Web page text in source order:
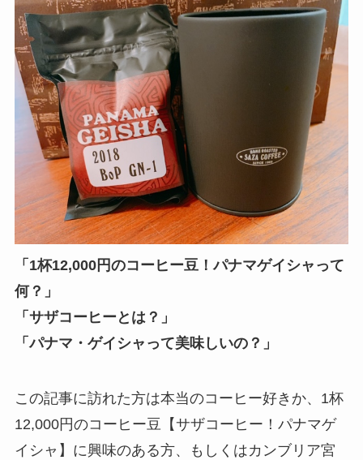
「1杯12,000円のコーヒー豆！パナマゲイシャって
何？」
「サザコーヒーとは？」
「パナマ・ゲイシャって美味しいの？」
この記事に訪れた方は本当のコーヒー好きか、1杯
12,000円のコーヒー豆【サザコーヒー！パナマゲ
イシャ】に興味のある方、もしくはカンブリア宮